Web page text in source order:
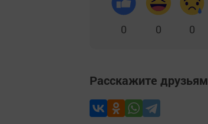
0 0 0
Расскажите друзьям